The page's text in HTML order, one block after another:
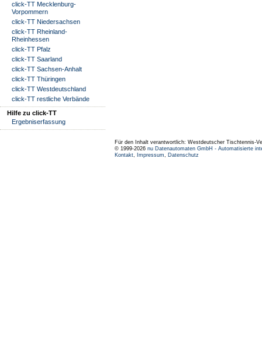
click-TT Mecklenburg-
Vorpommern
click-TT Niedersachsen
click-TT Rheinland-
Rheinhessen
click-TT Pfalz
click-TT Saarland
click-TT Sachsen-Anhalt
click-TT Thüringen
click-TT Westdeutschland
click-TT restliche Verbände
Hilfe zu click-TT
Ergebniserfassung
Für den Inhalt verantwortlich: Westdeutscher Tischtennis-
© 1999-2026 nu Datenautomaten GmbH - Automatisierte
Kontakt, Impressum, Datenschutz